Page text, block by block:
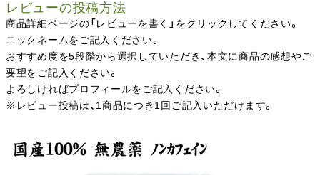
レビューの投稿方法
商品詳細ページの「レビューを書く」をクリックしてください。
ニックネームをご記入ください。
おすすめ度を5段階から選択していただき、本文に商品の感想やご
要望をご記入ください。
よろしければプロフィールをご記入ください。
※レビュー投稿は、1商品につき1回ご記入いただけます。